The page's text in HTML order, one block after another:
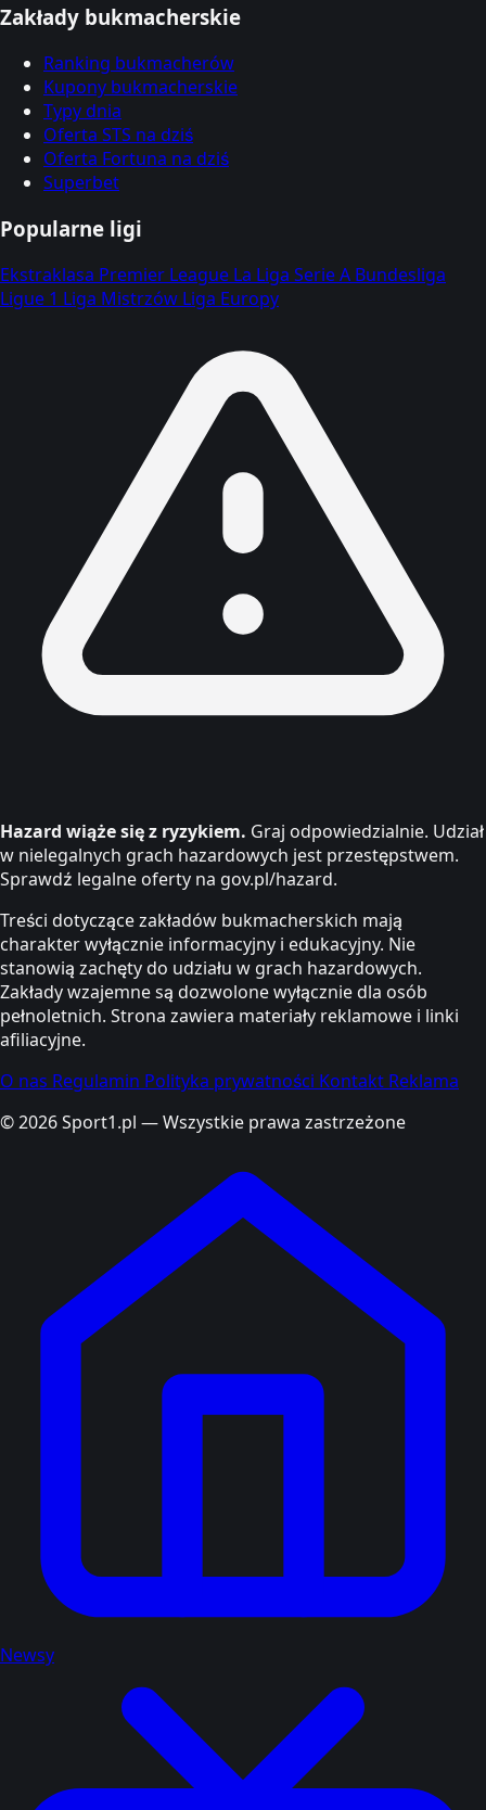
Zakłady bukmacherskie
Ranking bukmacherów
Kupony bukmacherskie
Typy dnia
Oferta STS na dziś
Oferta Fortuna na dziś
Superbet
Popularne ligi
Ekstraklasa Premier League La Liga Serie A Bundesliga
Ligue 1 Liga Mistrzów Liga Europy
Hazard wiąże się z ryzykiem. Graj odpowiedzialnie. Udział
w nielegalnych grach hazardowych jest przestępstwem.
Sprawdź legalne oferty na gov.pl/hazard.
Treści dotyczące zakładów bukmacherskich mają
charakter wyłącznie informacyjny i edukacyjny. Nie
stanowią zachęty do udziału w grach hazardowych.
Zakłady wzajemne są dozwolone wyłącznie dla osób
pełnoletnich. Strona zawiera materiały reklamowe i linki
afiliacyjne.
O nas Regulamin Polityka prywatności Kontakt Reklama
© 2026 Sport1.pl — Wszystkie prawa zastrzeżone
Newsy